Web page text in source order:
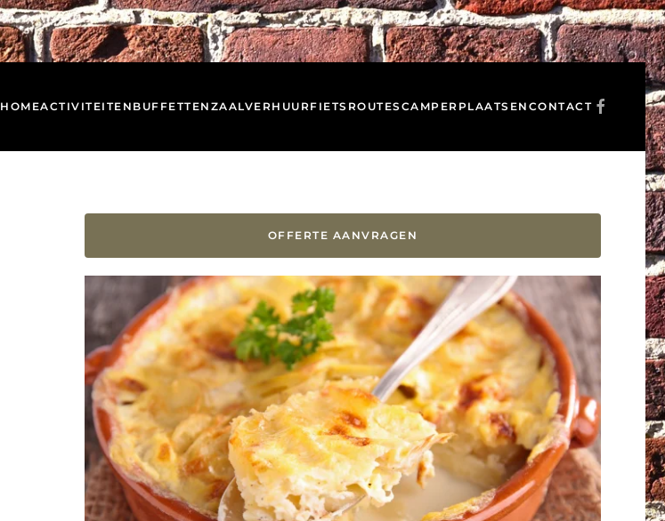
HOMEACTIVITEITEN BUFFETTEN ZAALVERHUURFIETSROUTES CAMPERPLAATSEN CONTACT
OFFERTE AANVRAGEN